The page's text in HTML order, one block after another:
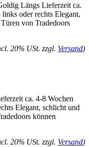
Längs Lieferzeit ca.
oder rechts Elegant,
von Tradedoors
20% USt. zzgl. Versand)
ca. 4-8 Wochen
Elegant, schlicht und
können
20% USt. zzgl. Versand)